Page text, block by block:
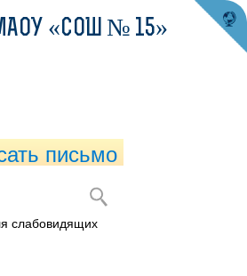
«СОШ № 15»
письмо
слабовидящих